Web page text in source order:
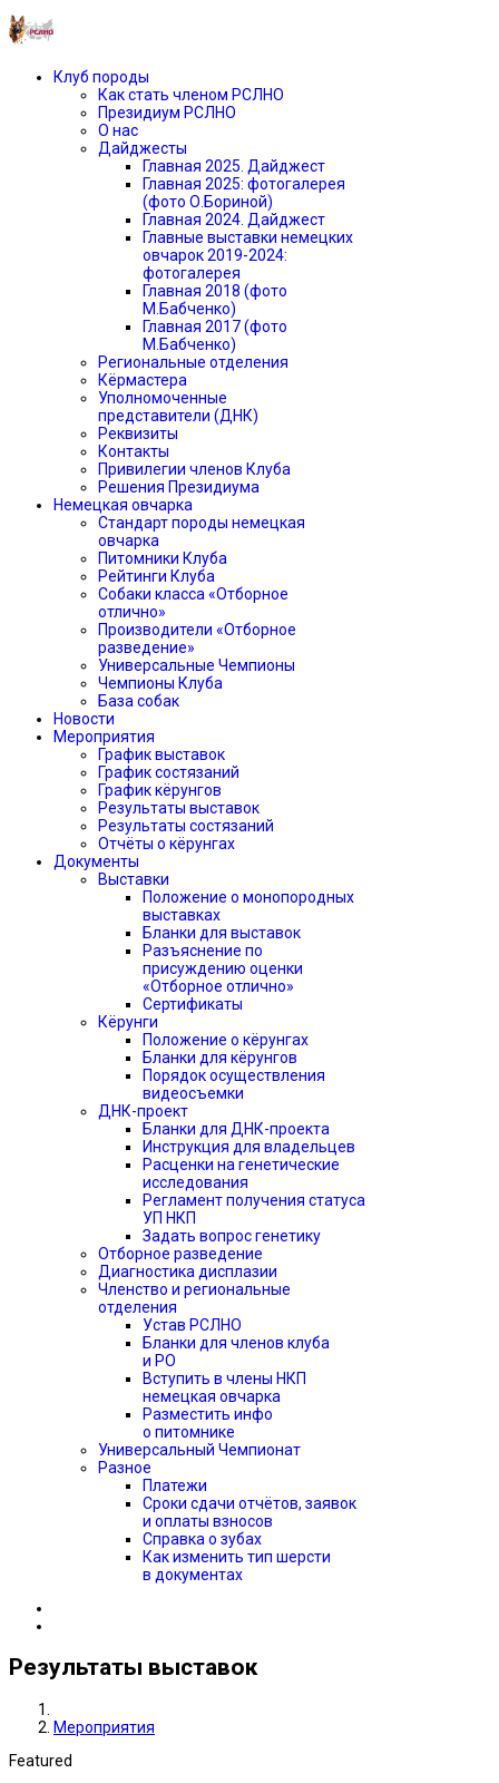
Клуб породы
Как стать членом РСЛНО
Президиум РСЛНО
О нас
Дайджесты
Главная 2025. Дайджест
Главная 2025: фотогалерея
(фото О.Бориной)
Главная 2024. Дайджест
Главные выставки немецких
овчарок 2019-2024:
фотогалерея
Главная 2018 (фото
М.Бабченко)
Главная 2017 (фото
М.Бабченко)
Региональные отделения
Кёрмастера
Уполномоченные
представители (ДНК)
Реквизиты
Контакты
Привилегии членов Клуба
Решения Президиума
Немецкая овчарка
Стандарт породы немецкая
овчарка
Питомники Клуба
Рейтинги Клуба
Собаки класса «Отборное
отлично»
Производители «Отборное
разведение»
Универсальные Чемпионы
Чемпионы Клуба
База собак
Новости
Мероприятия
График выставок
График состязаний
График кёрунгов
Результаты выставок
Результаты состязаний
Отчёты о кёрунгах
Документы
Выставки
Положение о монопородных
выставках
Бланки для выставок
Разъяснение по
присуждению оценки
«Отборное отлично»
Сертификаты
Кёрунги
Положение о кёрунгах
Бланки для кёрунгов
Порядок осуществления
видеосъемки
ДНК-проект
Бланки для ДНК-проекта
Инструкция для владельцев
Расценки на генетические
исследования
Регламент получения статуса
УП НКП
Задать вопрос генетику
Отборное разведение
Диагностика дисплазии
Членство и региональные
отделения
Устав РСЛНО
Бланки для членов клуба
и РО
Вступить в члены НКП
немецкая овчарка
Разместить инфо
о питомнике
Универсальный Чемпионат
Разное
Платежи
Сроки сдачи отчётов, заявок
и оплаты взносов
Справка о зубах
Как изменить тип шерсти
в документах
Результаты выставок
Мероприятия
Featured